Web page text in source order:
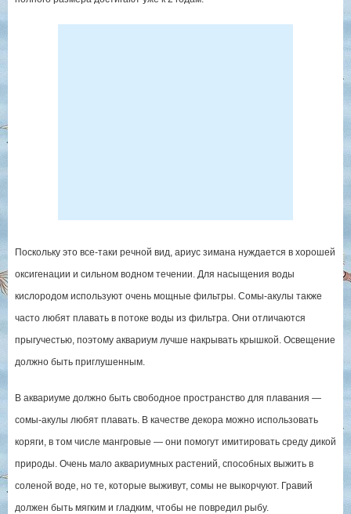
Поскольку это все-таки речной вид, ариус зимана нуждается в хорошей
оксигенации и сильном водном течении. Для насыщения воды
кислородом используют очень мощные фильтры. Сомы-акулы также
часто любят плавать в потоке воды из фильтра. Они отличаются
прыгучестью, поэтому аквариум лучше накрывать крышкой. Освещение
должно быть приглушенным.
В аквариуме должно быть свободное пространство для плавания —
сомы-акулы любят плавать. В качестве декора можно использовать
коряги, в том числе мангровые — они помогут имитировать среду дикой
природы. Очень мало аквариумных растений, способных выжить в
соленой воде, но те, которые выживут, сомы не выкорчуют. Гравий
должен быть мягким и гладким, чтобы не повредил рыбу.